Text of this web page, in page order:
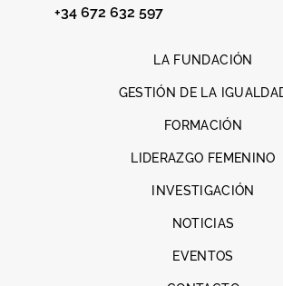
+34 672 632 597
LA FUNDACIÓN
GESTIÓN DE LA
FORMACIÓN
LIDERAZGO FEMENINO
INVESTIGACIÓN
NOTICIAS
EVENTOS